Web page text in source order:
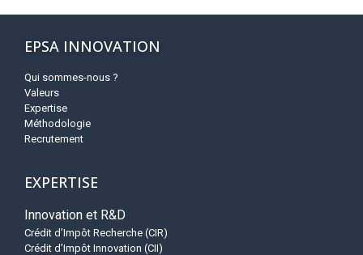
EPSA INNOVATION
Qui sommes-nous ?
Valeurs
Expertise
Méthodologie
Recrutement
EXPERTISE
Innovation et R&D
Crédit d’Impôt Recherche (CIR)
Crédit d’Impôt Innovation (CII)